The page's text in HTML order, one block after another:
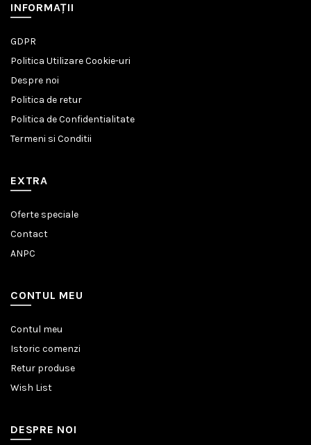
INFORMAŢII
GDPR
Politica Utilizare Cookie-uri
Despre noi
Politica de retur
Politica de Confidentialitate
Termeni si Conditii
EXTRA
Oferte speciale
Contact
ANPC
CONTUL MEU
Contul meu
Istoric comenzi
Retur produse
Wish List
DESPRE NOI